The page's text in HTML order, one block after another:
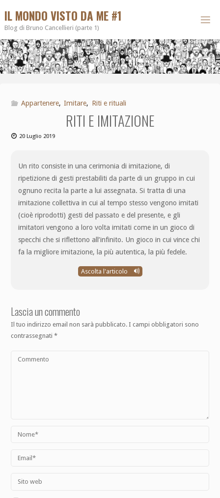
IL MONDO VISTO DA ME #1
Blog di Bruno Cancellieri (parte 1)
Appartenere, Imitare, Riti e rituali
RITI E IMITAZIONE
20 Luglio 2019
Un rito consiste in una cerimonia di imitazione, di
ripetizione di gesti prestabiliti da parte di un gruppo in cui
ognuno recita la parte a lui assegnata. Si tratta di una
imitazione collettiva in cui al tempo stesso vengono imitati
(cioè riprodotti) gesti del passato e del presente, e gli
imitatori vengono a loro volta imitati come in un gioco di
specchi che si riflettono all’infinito. Un gioco in cui vince chi
fa la migliore imitazione, la più autentica, la più fedele.
Ascolta l'articolo
Lascia un commento
Il tuo indirizzo email non sarà pubblicato. I campi obbligatori sono
contrassegnati*